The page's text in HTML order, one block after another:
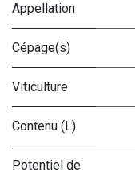
Appellation
Cépage(s)
Viticulture
Contenu (L)
Potentiel de